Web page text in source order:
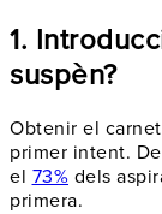
1.
suspèn?
Obtenir el
primer intent.
el 73% dels
primera.